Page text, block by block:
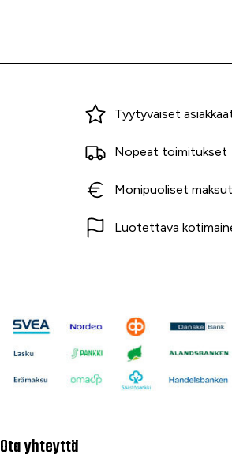
Miksi ostaa Tarvikekeskuksesta?
Tyytyväiset
Nopeat toimitukset
Monipuoliset
Luotettava
Ota yhteyttä